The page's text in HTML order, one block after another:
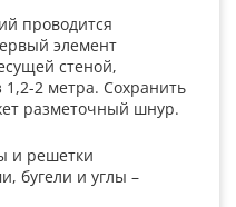
проводится
элемент
стеной,
2 метра. Сохранить
разметочный шнур.
и решетки
бугели и углы –